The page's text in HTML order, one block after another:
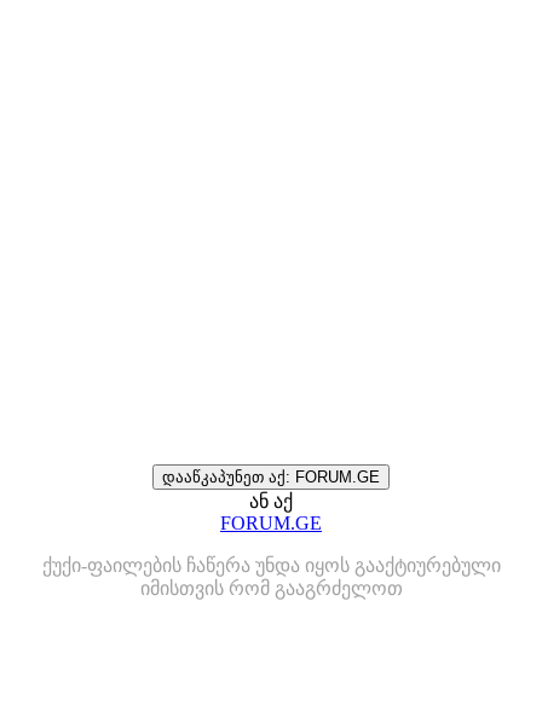
დააწკაპუნეთ აქ: FORUM.GE
ან აქ
FORUM.GE
ქუქი-ფაილების ჩაწერა უნდა იყოს გააქტიურებული
იმისთვის რომ გააგრძელოთ